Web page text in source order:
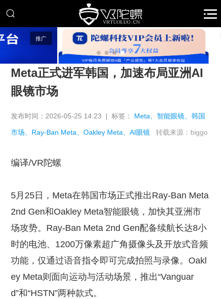
Meta正式进军韩国，加速布局亚洲AI
眼镜市场
发布时间：2026-05-25 14:23 | 标签： Meta、智能眼镜、韩国
市场、Ray-Ban Meta、Oakley Meta、AI眼镜 转载来源：biggo
编译/VR陀螺
5月25日，Meta在韩国市场正式推出Ray-Ban Meta
2nd Gen和Oakley Meta智能眼镜，加快其亚洲市
场攻势。Ray-Ban Meta 2nd Gen配备续航长达8小
时的电池、1200万像素超广角摄像头及开放式音频
功能，仅通过语音指令即可完成拍照与录像。Oakl
ey Meta则面向运动与活动场景，推出“Vanguar
d”和“HSTN”两种款式。